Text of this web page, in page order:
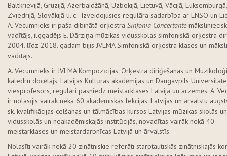
Baltkrievijā, Gruzijā, Azerbaidžānā, Uzbekijā, Lietuvā, Vācijā,
Zviedrijā, Slovākijā u. c.. Izveidojusies regulāra sadarbība ar LNSO un
A. Vecumnieks ir paša dibinātā orķestra Sinfonia Concertante
vadītājs, ilggadējs E. Dārziņa mūzikas vidusskolas simfoniskā orķestra
2004. līdz 2018. gadam bijis JVLMA Simfoniskā orķestra klases un
vadītājs.
A. Vecumnieks ir JVLMA Kompozīcijas, Orķestra diriģēšanas un
katedru docētājs, Latvijas Kultūras akadēmijas un Daugavpils
viesprofesors, regulāri pasniedz meistarklases Latvijā un ārzemēs. A.
ir nolasījis vairāk nekā 60 akadēmiskās lekcijas: Latvijas un ārvalstu
sk. kvalifikācijas celšanas un tālmācības kursos Latvijas mūzikas skolās un
vidusskolās un neakadēmiskajās institūcijās, novadītas vairāk nekā 40
meistarklases un meistardarbnīcas Latvijā un ārvalstīs.
Nolasīti vairāk nekā 20 zinātniskie referāti starptautiskās zinātniskajās